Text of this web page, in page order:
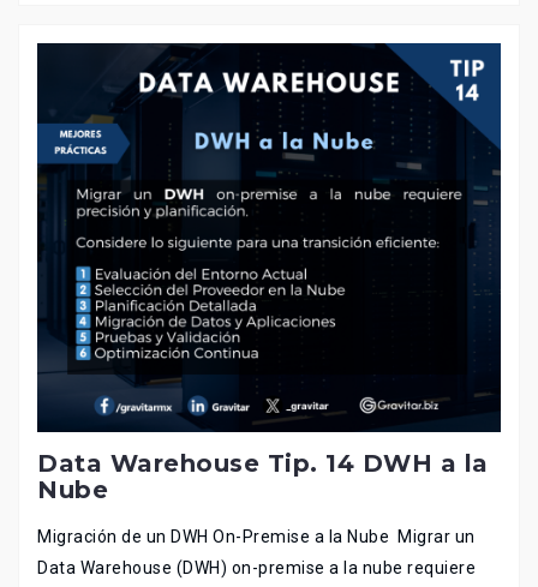
Data Warehouse Tip. 14 DWH a la
Nube
Migración de un DWH On-Premise a la Nube Migrar un
Data Warehouse (DWH) on-premise a la nube requiere